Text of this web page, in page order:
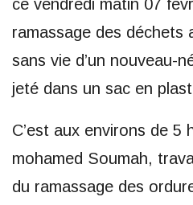
ce vendredi matin 07
ramassage des déchets
sans vie d’un nouveau-
jeté dans un sac en
C’est aux environs de 5
mohamed Soumah,
du ramassage des